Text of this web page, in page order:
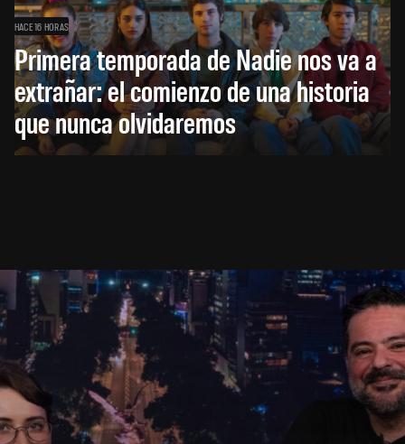
HACE 16 HORAS
Primera temporada de Nadie nos va a
extrañar: el comienzo de una historia
que nunca olvidaremos